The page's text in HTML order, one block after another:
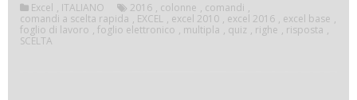
Excel , ITALIANO 2016 , colonne , comandi ,
comandi a scelta rapida , EXCEL , excel 2010 , excel 2016 , excel base ,
foglio di lavoro , foglio elettronico , multipla , quiz , righe , risposta ,
SCELTA